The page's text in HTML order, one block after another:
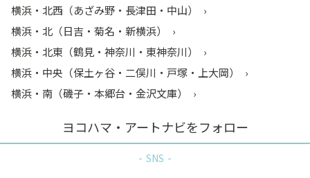
横浜・北西（あざみ野・長津田・中山）
横浜・北（日吉・菊名・新横浜）
横浜・北東（鶴見・神奈川・東神奈川）
横浜・中央（保土ヶ谷・二俣川・戸塚・上大岡）
横浜・南（磯子・本郷台・金沢文庫）
ヨコハマ・アートナビをフォロー
SNS